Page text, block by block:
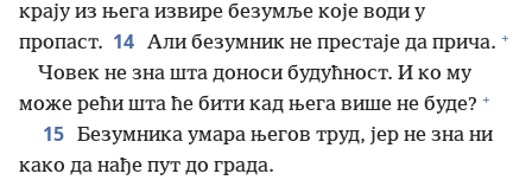
крају из њега извире безумље које води у
пропаст. 14 Али безумник не престаје да прича. +
Човек не зна шта доноси будућност. И ко му
може рећи шта ће бити кад њега више не буде? +
15 Безумника умара његов труд, јер не зна ни
како да нађе пут до града.